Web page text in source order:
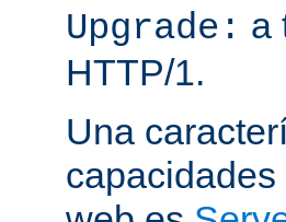
Upgrade: a
HTTP/1.
Una